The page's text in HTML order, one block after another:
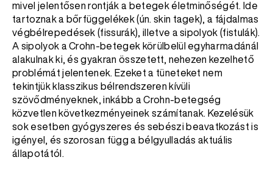
mivel jelentősen rontják a betegek életminőségét. Ide
tartoznak a bőrfüggelékek (ún. skin tagek), a fájdalmas
végbélrepedések (fissurák), illetve a sipolyok (fistulák).
A sipolyok a Crohn-betegek körülbelül egyharmadánál
alakulnak ki, és gyakran összetett, nehezen kezelhető
problémát jelentenek. Ezeket a tüneteket nem
tekintjük klasszikus bélrendszeren kívüli
szövődményeknek, inkább a Crohn-betegség
közvetlen következményeinek számítanak. Kezelésük
sok esetben gyógyszeres és sebészi beavatkozást is
igényel, és szorosan függ a bélgyulladás aktuális
állapotától.